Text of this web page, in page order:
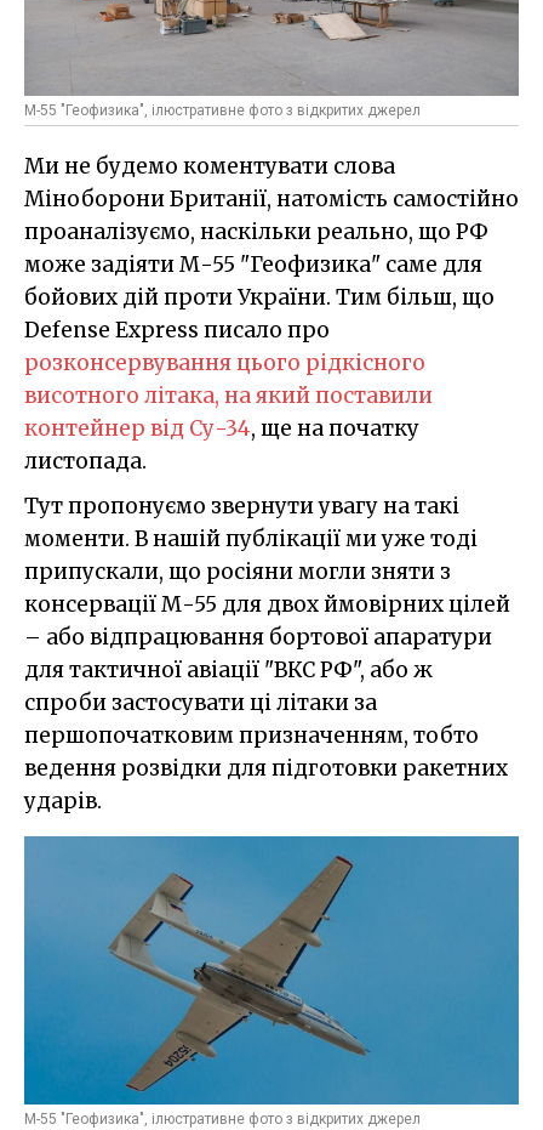
М-55 "Геофизика", ілюстративне фото з відкритих джерел
Ми не будемо коментувати слова
Міноборони Британії, натомість самостійно
проаналізуємо, наскільки реально, що РФ
може задіяти М-55 "Геофизика" саме для
бойових дій проти України. Тим більш, що
Defense Express писало про
розконсервування цього рідкісного
висотного літака, на який поставили
контейнер від Су-34, ще на початку
листопада.
Тут пропонуємо звернути увагу на такі
моменти. В нашій публікації ми уже тоді
припускали, що росіяни могли зняти з
консервації М-55 для двох ймовірних цілей
– або відпрацювання бортової апаратури
для тактичної авіації "ВКС РФ", або ж
спроби застосувати ці літаки за
першопочатковим призначенням, тобто
ведення розвідки для підготовки ракетних
ударів.
М-55 "Геофизика", ілюстративне фото з відкритих джерел